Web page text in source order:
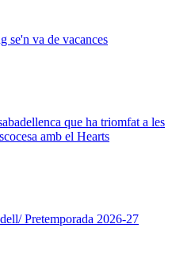
se'n va de vacances
que ha triomfat a les
amb el Hearts
Pretemporada 2026-27